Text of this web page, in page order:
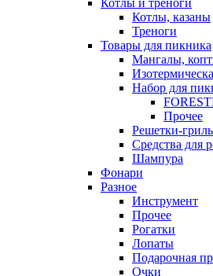
Котлы и треноги
Котлы, казаны
Треноги
Товары для пикника
Мангалы,
Набор для
Прочее
Решетки-гриль
Средства для
Шампура
Фонари
Разное
Инструмент
Прочее
Рогатки
Лопаты
Подарочная
Очки